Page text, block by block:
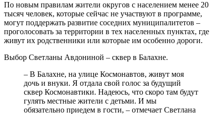
По новым правилам жители округов с населением менее 20
тысяч человек, которые сейчас не участвуют в программе,
могут поддержать развитие соседних муниципалитетов –
проголосовать за территории в тех населенных пунктах, где
живут их родственники или которые им особенно дороги.
Выбор Светланы Авдониной – сквер в Балахне.
– В Балахне, на улице Космонавтов, живут моя
дочь и внуки. Я отдала свой голос за будущий
сквер Космонавтики. Надеюсь, что скоро там будут
гулять местные жители с детьми. И мы
обязательно приедем в гости, – отмечает Светлана